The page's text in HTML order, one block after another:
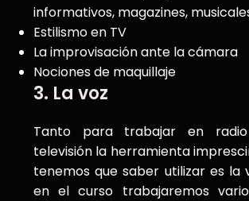
informativos, magazines,
Estilismo en TV
La improvisación ante la cámara
Nociones de maquillaje
3. La voz
Tanto para trabajar en
televisión la herramienta
tenemos que saber utilizar es la
en el curso trabajaremos